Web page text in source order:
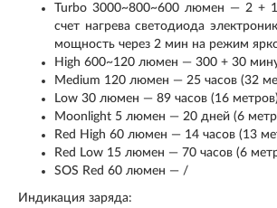
Turbo 3000~800~600 люмен — 2 +
счет нагрева светодиода
мощность через 2 мин на режим
High 600~120 люмен — 300 + 30
Medium 120 люмен — 25 часов (32
Low 30 люмен — 89 часов (16
Moonlight 5 люмен — 20 дней (6
Red High 60 люмен — 14 часов (13
Red Low 15 люмен — 70 часов (6
SOS Red 60 люмен — /
Индикация заряда: